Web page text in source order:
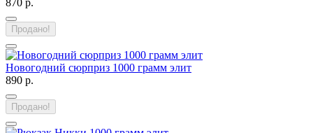
870 р.
Продано!
Новогодний сюрприз 1000 грамм элит
890 р.
Продано!